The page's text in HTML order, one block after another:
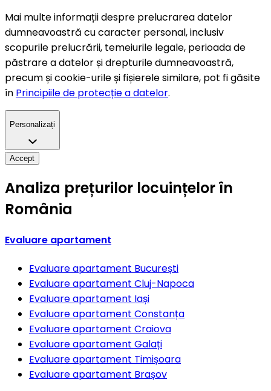
Mai multe informații despre prelucrarea datelor
dumneavoastră cu caracter personal, inclusiv
scopurile prelucrării, temeiurile legale, perioada de
păstrare a datelor și drepturile dumneavoastră,
precum și cookie-urile și fișierele similare, pot fi găsite
în Principiile de protecție a datelor.
Personalizați
Accept
Analiza prețurilor locuințelor în
România
Evaluare apartament
Evaluare apartament București
Evaluare apartament Cluj-Napoca
Evaluare apartament Iași
Evaluare apartament Constanța
Evaluare apartament Craiova
Evaluare apartament Galați
Evaluare apartament Timișoara
Evaluare apartament Brașov